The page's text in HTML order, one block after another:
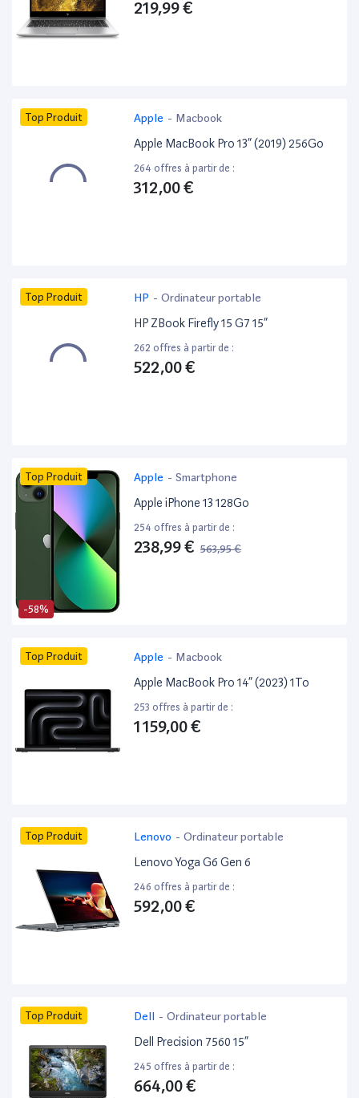
219,99 €
Top Produit Apple - Macbook
Apple MacBook Pro 13” (2019) 256Go
264 offres à partir de :
312,00 €
Top Produit HP - Ordinateur portable
HP ZBook Firefly 15 G7 15”
262 offres à partir de :
522,00 €
-58%
Top Produit Apple - Smartphone
Apple iPhone 13 128Go
254 offres à partir de :
238,99 € 563,95 €
Top Produit Apple - Macbook
Apple MacBook Pro 14” (2023) 1To
253 offres à partir de :
1 159,00 €
Top Produit Lenovo - Ordinateur portable
Lenovo Yoga G6 Gen 6
246 offres à partir de :
592,00 €
Top Produit Dell - Ordinateur portable
Dell Precision 7560 15”
245 offres à partir de :
664,00 €